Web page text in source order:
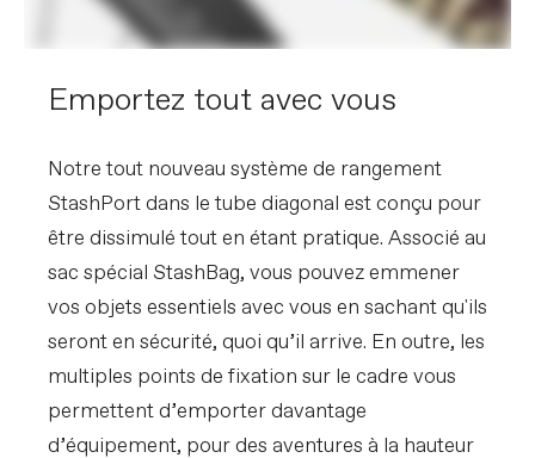
Emportez tout avec vous
Notre tout nouveau système de rangement
StashPort dans le tube diagonal est conçu pour
être dissimulé tout en étant pratique. Associé au
sac spécial StashBag, vous pouvez emmener
vos objets essentiels avec vous en sachant qu'ils
seront en sécurité, quoi qu’il arrive. En outre, les
multiples points de fixation sur le cadre vous
permettent d’emporter davantage
d’équipement, pour des aventures à la hauteur